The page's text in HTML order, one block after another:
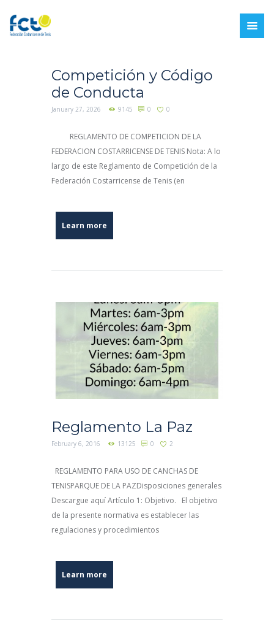
Competición y Código
de Conducta
January 27, 2026 9145 0 0
REGLAMENTO DE COMPETICION DE LA
FEDERACION COSTARRICENSE DE TENIS Nota: A lo
largo de este Reglamento de Competición de la
Federación Costarricense de Tenis (en
Learn more
Reglamento La Paz
February 6, 2016 13125 0 2
REGLAMENTO PARA USO DE CANCHAS DE
TENISPARQUE DE LA PAZDisposiciones generales
Descargue aquí Artículo 1: Objetivo. El objetivo
de la presente normativa es establecer las
regulaciones y procedimientos
Learn more